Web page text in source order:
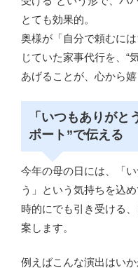
とても効果的。
奥様が「自分で頼むに
じていた家事代行を、“
あげることが、心から
「いつもありがと
ポート”で伝える
今年の母の日には、「
う」という気持ちを込
時的にでも引き受ける
案します。
例えばこんな演出はいか